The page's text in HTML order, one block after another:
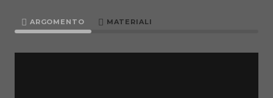
ARGOMENTO MATERIALI